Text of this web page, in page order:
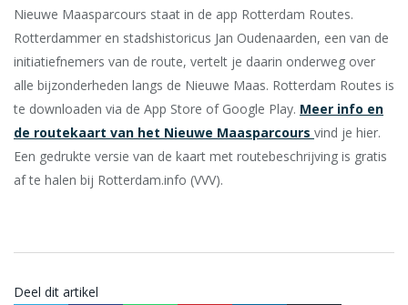
Nieuwe Maasparcours staat in de app Rotterdam Routes.
Rotterdammer en stadshistoricus Jan Oudenaarden, een van de
initiatiefnemers van de route, vertelt je daarin onderweg over
alle bijzonderheden langs de Nieuwe Maas. Rotterdam Routes is
te downloaden via de App Store of Google Play. Meer info en
de routekaart van het Nieuwe Maasparcours vind je hier.
Een gedrukte versie van de kaart met routebeschrijving is gratis
af te halen bij Rotterdam.info (VVV).
Deel dit artikel